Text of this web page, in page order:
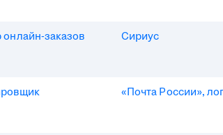
заказов Сириус
«Почта России»,